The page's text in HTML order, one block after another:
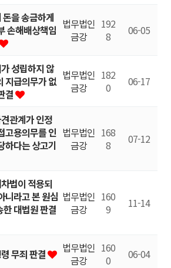
을 송금하게
손해배상책임 법무법인
금강
192
8
06-05
성립하지 않
지급의무가 없
결
법무법인
금강
182
0
06-17
관계가 인정
고용의무를 인
하다는 상고기
법무법인
금강
168
8
07-12
법이 적용되
니라고 본 원심
대법원 판결
법무법인
금강
160
9
11-14
무죄 판결
법무법인
금강
160
0
06-04